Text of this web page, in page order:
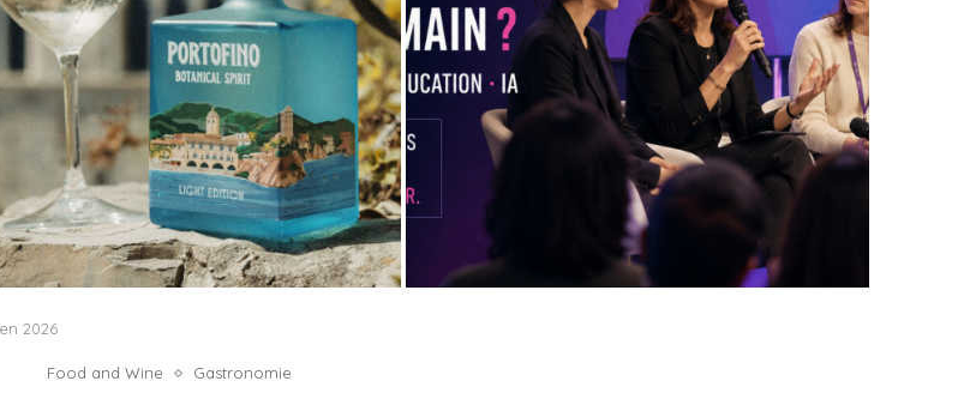
CHERCHE L’INTENSITÉ À VINGT
DEGRÉS
byPASCAL IAKOVOU
DANS LA TECH, LA PARITÉ N’EST PLUS UN
SUJET D’IMAGE MAIS DE...
Pascal Iakovou
2026
Food and Wine Gastronomie